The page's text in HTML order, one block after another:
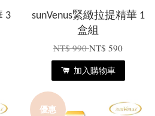
3
sunVenus緊緻拉提精華 1
盒組
NT$ 990NT$ 590
加入購物車
優惠